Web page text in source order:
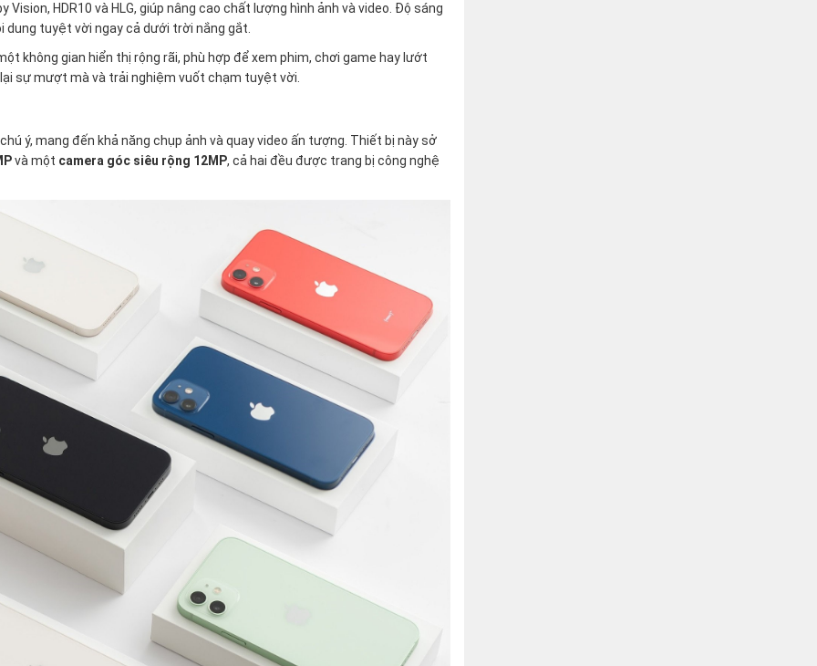
Vision, HDR10 và HLG, giúp nâng cao chất lượng hình ảnh và video. Độ sáng
dung tuyệt vời ngay cả dưới trời nắng gắt.
không gian hiển thị rộng rãi, phù hợp để xem phim, chơi game hay lướt
sự mượt mà và trải nghiệm vuốt chạm tuyệt vời.
ý, mang đến khả năng chụp ảnh và quay video ấn tượng. Thiết bị này sở
và một camera góc siêu rộng 12MP, cả hai đều được trang bị công nghệ